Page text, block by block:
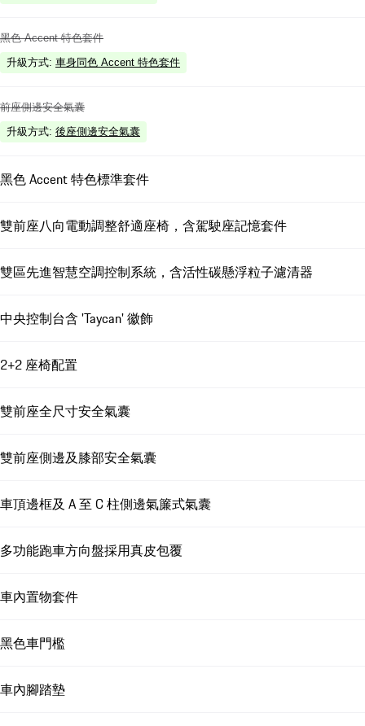
黑色 Accent 特色套件
升級方式: 車身同色 Accent 特色套件
前座側邊安全氣囊
升級方式: 後座側邊安全氣囊
黑色 Accent 特色標準套件
雙前座八向電動調整舒適座椅，含駕駛座記憶套件
雙區先進智慧空調控制系統，含活性碳懸浮粒子濾清器
中央控制台含 'Taycan' 徽飾
2+2 座椅配置
雙前座全尺寸安全氣囊
雙前座側邊及膝部安全氣囊
車頂邊框及 A 至 C 柱側邊氣簾式氣囊
多功能跑車方向盤採用真皮包覆
車內置物套件
黑色車門檻
車內腳踏墊